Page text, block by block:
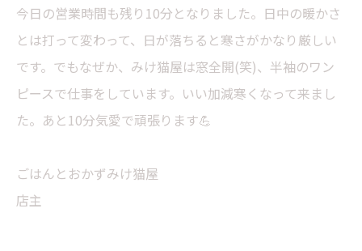
今日の営業時間も残り10分となりました。日中の暖かさ
とは打って変わって、日が落ちると寒さがかなり厳しい
です。でもなぜか、みけ猫屋は窓全開(笑)、半袖のワン
ピースで仕事をしています。いい加減寒くなって来まし
た。あと10分気愛で頑張ります💪
ごはんとおかずみけ猫屋
店主